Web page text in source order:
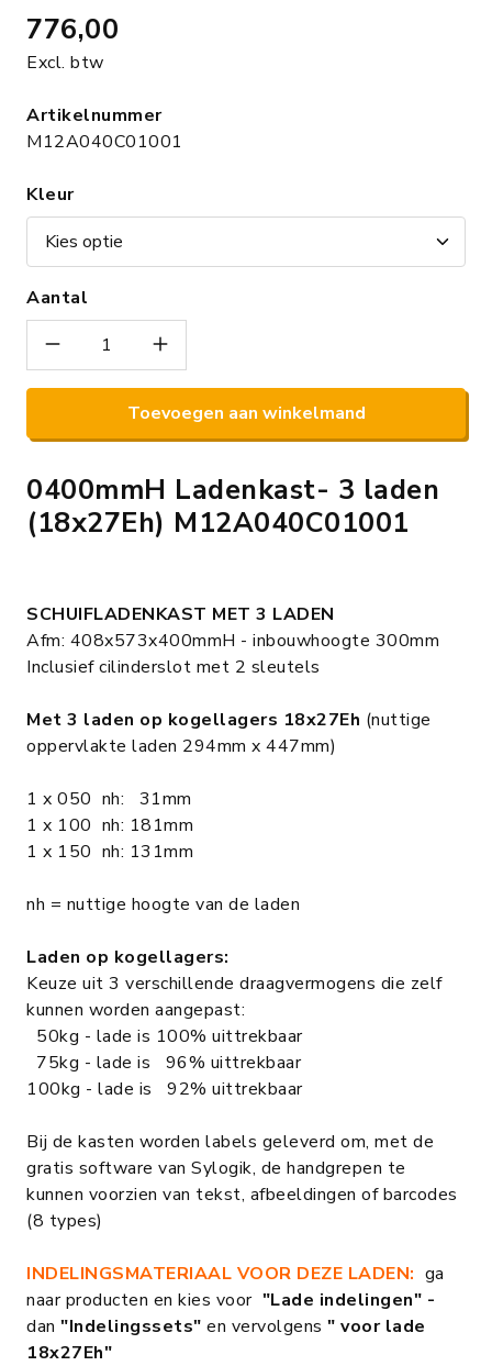
776,00
Excl. btw
Artikelnummer
M12A040C01001
Kleur
Aantal
Toevoegen aan winkelmand
0400mmH Ladenkast- 3 laden
(18x27Eh) M12A040C01001
SCHUIFLADENKAST MET 3 LADEN
Afm: 408x573x400mmH - inbouwhoogte 300mm
Inclusief cilinderslot met 2 sleutels
Met 3 laden op kogellagers 18x27Eh (nuttige
oppervlakte laden 294mm x 447mm)
1 x 050 nh: 31mm
1 x 100 nh: 181mm
1 x 150 nh: 131mm
nh = nuttige hoogte van de laden
Laden op kogellagers:
Keuze uit 3 verschillende draagvermogens die zelf
kunnen worden aangepast:
50kg - lade is 100% uittrekbaar
75kg - lade is 96% uittrekbaar
100kg - lade is 92% uittrekbaar
Bij de kasten worden labels geleverd om, met de
gratis software van Sylogik, de handgrepen te
kunnen voorzien van tekst, afbeeldingen of barcodes
(8 types)
INDELINGSMATERIAAL VOOR DEZE LADEN: ga
naar producten en kies voor "Lade indelingen" -
dan "Indelingssets" en vervolgens " voor lade
18x27Eh"